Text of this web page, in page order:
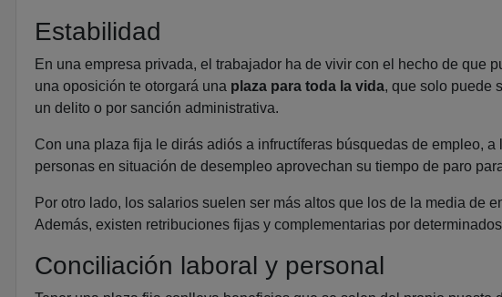
Estabilidad
En una empresa privada, el trabajador ha de vivir con el hecho de que
una oposición te otorgará una plaza para toda la vida, que solo puede
un delito o por sanción administrativa.
Con una plaza fija le dirás adiós a infructíferas búsquedas de empleo,
personas en situación de desempleo aprovechan su tiempo de paro
Por otro lado, los salarios suelen ser más altos que los de la media de
Además, existen retribuciones fijas y complementarias por
Conciliación laboral y personal